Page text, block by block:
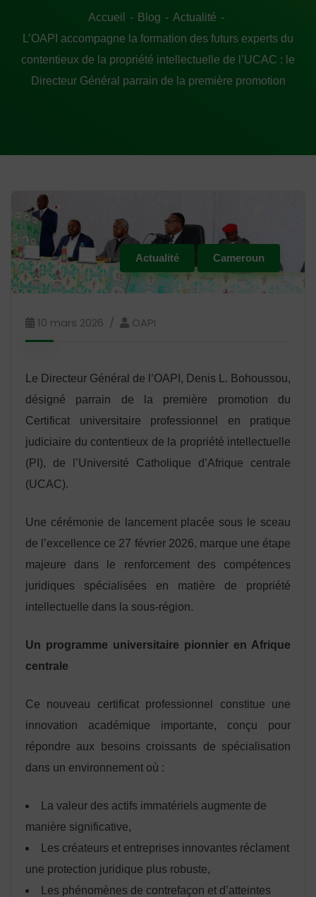
Accueil Blog
Actualité
L’OAPI accompagne la formation des futurs experts du
contentieux de la propriété intellectuelle de l’UCAC : le
Directeur Général parrain de la première promotion
Actualité Cameroun
10 mars 2026 OAPI
Le Directeur Général de l’OAPI, Denis L. Bohoussou,
désigné parrain de la première promotion du
Certificat universitaire professionnel en pratique
judiciaire du contentieux de la propriété intellectuelle
(PI), de l’Université Catholique d’Afrique centrale
(UCAC).
Une cérémonie de lancement placée sous le sceau
de l’excellence ce 27 février 2026, marque une étape
majeure dans le renforcement des compétences
juridiques spécialisées en matière de propriété
intellectuelle dans la sous-région.
Un programme universitaire pionnier en Afrique
centrale
Ce nouveau certificat professionnel constitue une
innovation académique importante, conçu pour
répondre aux besoins croissants de spécialisation
dans un environnement où :
La valeur des actifs immatériels augmente de
manière significative,
Les créateurs et entreprises innovantes réclament
une protection juridique plus robuste,
Les phénomènes de contrefaçon et d’atteintes